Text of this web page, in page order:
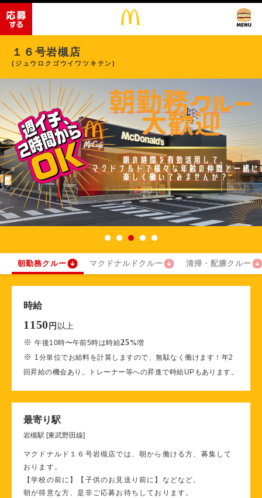
１６号岩槻店
(ジュウロクゴウイワツキテン)
朝勤務クルー マクドナルドクルー 清掃・配膳クルー
時給
1150 円 以上
※午後10時〜午前5時は時給25%増
※ 1分単位でお給料を計算しますので、無駄なく働けます！年2
回昇給の機会あり。トレーナー等への昇進で時給UPもあります。
最寄り駅
岩槻駅 [東武野田線]
マクドナルド１６号岩槻店では、朝から働ける方、募集して
おります。
【学校の前に】【子供のお見送り前に】などなど。
朝が得意な方、是非ご応募お待ちしております。